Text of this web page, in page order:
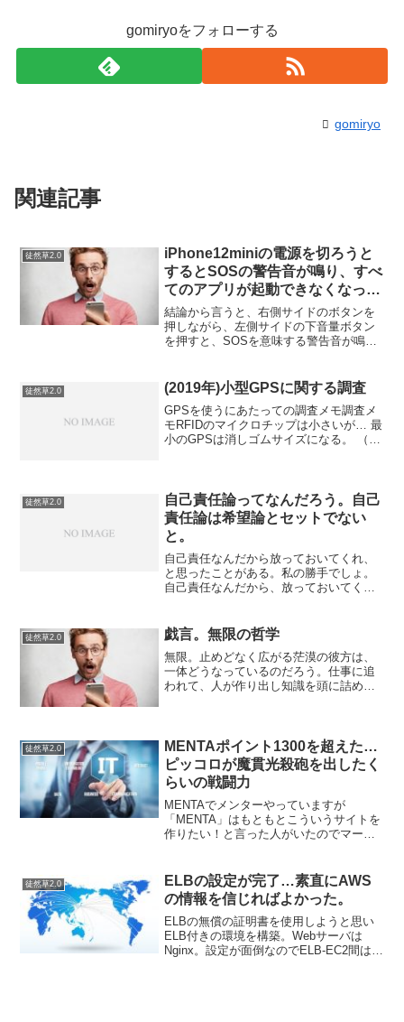
gomiryoをフォローする
gomiryo
関連記事
徒然草2.0
iPhone12miniの電源を切ろうと
するとSOSの警告音が鳴り、すべ
てのアプリが起動できなくなった
件について。＋対処法！
結論から言うと、右側サイドのボタンを
押しながら、左側サイドの下音量ボタン
を押すと、SOSを意味する警告音が鳴る
ようとしたら緊急SOSのアラームが鳴っ
た。。。」...
徒然草2.0 (2019年)小型GPSに関する調査
GPSを使うにあたっての調査メモ調査メ
モRFIDのマイクロチップは小さいが… 最
小のGPSは消しゴムサイズになる。 （デ
にくっついて...
徒然草2.0
自己責任論ってなんだろう。自己
責任論は希望論とセットでない
と。
自己責任なんだから放っておいてくれ、
と思ったことがある。私の勝手でしょ。
自己責任なんだから、放っておいてくれ
ているわけではない。自己責任なんだか
ら放っておけ、というのと...
徒然草2.0 戯言。無限の哲学
無限。止めどなく広がる茫漠の彼方は、
一体どうなっているのだろう。仕事に追
われて、人が作り出し知識を頭に詰め込
人の気持ちがわからなくな...
徒然草2.0
MENTAポイント1300を超えた…
ピッコロが魔貫光殺砲を出したく
らいの戦闘力
MENTAでメンターやっていますが
「MENTA」はもともとこういうサイトを
作りたい！と言った人がいたのでマーケ
のでプラットフォームのありかたって重
要なんだなーと思いました...
徒然草2.0
ELBの設定が完了…素直にAWS
の情報を信じればよかった。
ELBの無償の証明書を使用しようと思い
ELB付きの環境を構築。Webサーバは
Nginx。設定が面倒なのでELB-EC2間は